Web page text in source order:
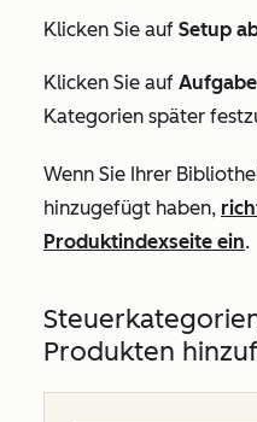
Klicken Sie auf Setup
Klicken Sie auf
Kategorien später
Wenn Sie Ihrer
hinzugefügt haben,
Produktindexseite ein.
Produkten